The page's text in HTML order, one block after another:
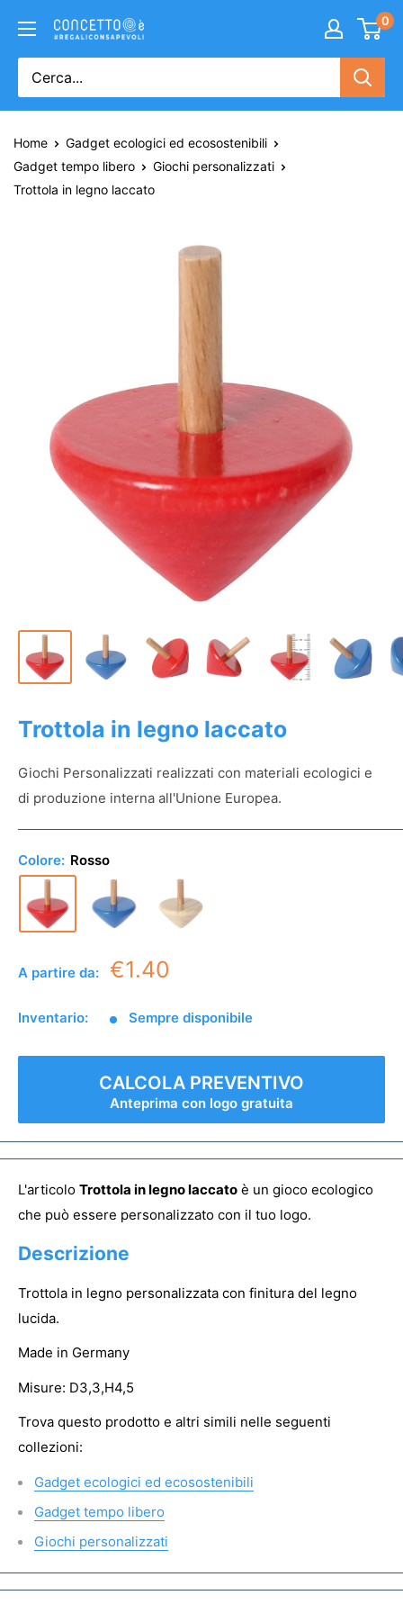
0
Home
Gadget ecologici ed ecosostenibili
Gadget tempo libero
Giochi personalizzati
Trottola in legno laccato
Trottola in legno laccato
Giochi Personalizzati realizzati con materiali ecologici e
di produzione interna all'Unione Europea.
Colore: Rosso
A partire da: €1.40
Inventario: Sempre disponibile
CALCOLA PREVENTIVO
Anteprima con logo gratuita
L'articolo Trottola in legno laccato è un gioco ecologico
che può essere personalizzato con il tuo logo.
Descrizione
Trottola in legno personalizzata con finitura del legno
lucida.
Made in Germany
Misure: D3,3,H4,5
Trova questo prodotto e altri simili nelle seguenti
collezioni:
Gadget ecologici ed ecosostenibili
Gadget tempo libero
Giochi personalizzati